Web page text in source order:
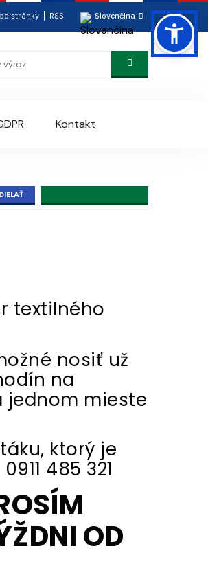
stránky RSS Slovenčina
Kontakt
textilného
nosiť už
na
jednom mieste
ktorý je
485 321
OD